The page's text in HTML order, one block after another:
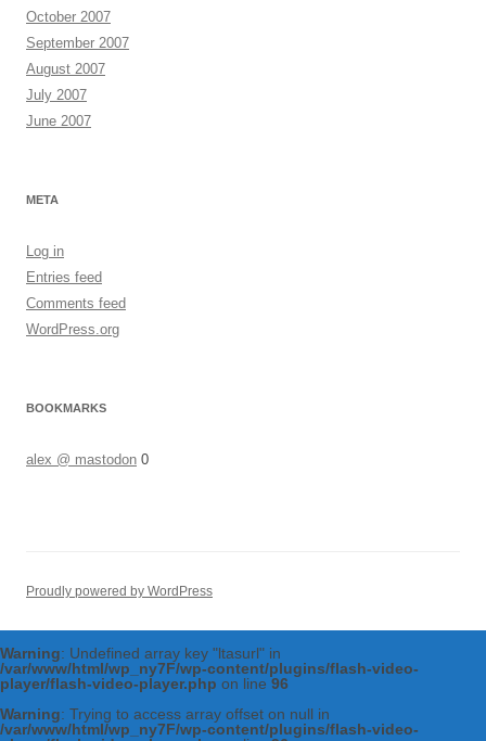
October 2007
September 2007
August 2007
July 2007
June 2007
META
Log in
Entries feed
Comments feed
WordPress.org
BOOKMARKS
alex @ mastodon 0
Proudly powered by WordPress
Warning: Undefined array key "ltasurl" in
/var/www/html/wp_ny7F/wp-content/plugins/flash-video-
player/flash-video-player.php on line 96
Warning: Trying to access array offset on null in
/var/www/html/wp_ny7F/wp-content/plugins/flash-video-